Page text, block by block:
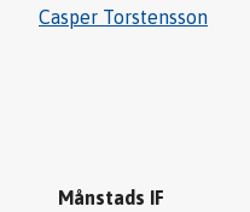
Casper Torstensson
Månstads IF